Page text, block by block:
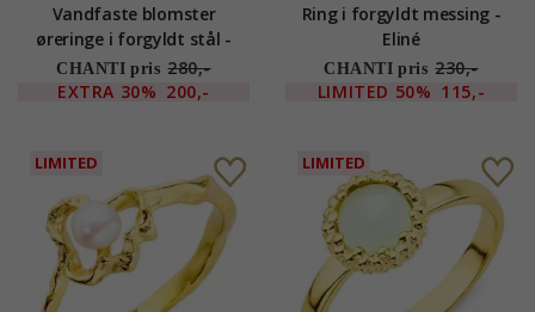
Vandfaste blomster
øreringe i forgyldt stål -
OCEANA
CHANTI pris 280,-
EXTRA 30% 200,-
Ring i forgyldt messing -
Eliné
CHANTI pris 230,-
LIMITED 50% 115,-
LIMITED LIMITED